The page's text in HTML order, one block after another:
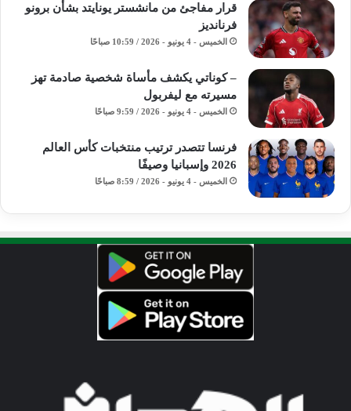
قرار مفاجئ من مانشستر يونايتد بشأن برونو
فرنانديز
الخميس - 4 يونيو - 2026 / 10:59 صباحًا
– كوناتي يكشف مأساة شخصية صادمة تهز
مسيرته مع ليفربول
الخميس - 4 يونيو - 2026 / 9:59 صباحًا
فرنسا تتصدر ترتيب منتخبات كأس العالم
2026 وإسبانيا وصيفًا
الخميس - 4 يونيو - 2026 / 8:59 صباحًا